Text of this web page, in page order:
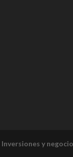
Inversiones y